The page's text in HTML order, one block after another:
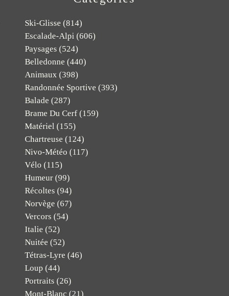
Ski-Glisse (814)
Escalade-Alpi (606)
Paysages (524)
Belledonne (440)
Animaux (398)
Randonnée Sportive (393)
Balade (287)
Brame Du Cerf (159)
Matériel (155)
Chartreuse (124)
Nivo-Météo (117)
Vélo (115)
Humeur (99)
Récoltes (94)
Norvège (67)
Vercors (54)
Italie (52)
Nuitée (52)
Tétras-Lyre (46)
Loup (44)
Portraits (26)
Mont-Blanc (21)